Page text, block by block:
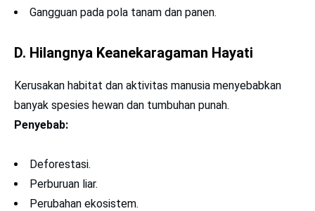
Gangguan pada pola tanam dan panen.
D. Hilangnya Keanekaragaman Hayati
Kerusakan habitat dan aktivitas manusia menyebabkan
banyak spesies hewan dan tumbuhan punah.
Penyebab:
Deforestasi.
Perburuan liar.
Perubahan ekosistem.